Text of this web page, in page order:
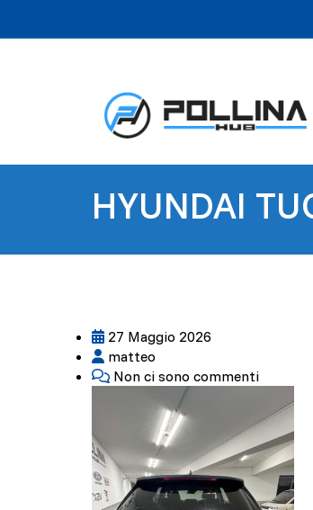
HYUNDAI
27 Maggio 2026
matteo
Non ci sono commenti